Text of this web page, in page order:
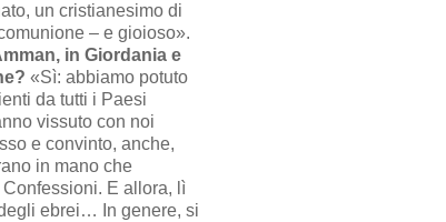
un cristianesimo di
– e gioioso».
in Giordania e
«Sì: abbiamo potuto
da tutti i Paesi
vissuto con noi
e convinto, anche,
in mano che
E allora, lì
ebrei… In genere, si